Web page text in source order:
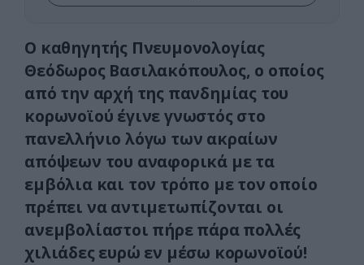
Ο καθηγητής Πνευμονολογίας
Θεόδωρος Βασιλακόπουλος, ο οποίος
από την αρχή της πανδημίας του
κορωνοϊού έγινε γνωστός στο
πανελλήνιο λόγω των ακραίων
απόψεων του αναφορικά με τα
εμβόλια και τον τρόπο με τον οποίο
πρέπει να αντιμετωπίζονται οι
ανεμβολίαστοι πήρε πάρα πολλές
χιλιάδες ευρώ εν μέσω κορωνοϊού!